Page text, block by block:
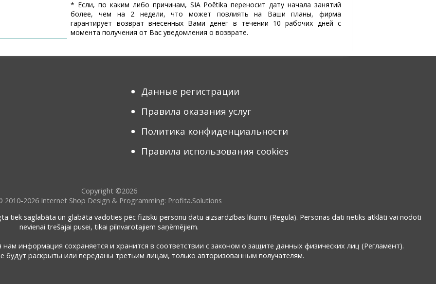
* Если, по каким либо причинам, SIA Poētika переносит дату начала занятий
более, чем на 2 недели, что может повлиять на Ваши планы, фирма
гарантирует возврат внесенных Вами денег в течении 10 рабочих дней с
момента получения от Вас уведомления о возврате.
Данные регистрации
Правила оказания услуг
Политика конфиденциальности
Правила использования cookies
Copyright ©2026
2010-2026 Internet Shop Design & Programming: Profita.Solutions
tiek saglabāta un glabāta vadoties pēc fizisku personu datu aizsardzības likumu (Regula). Personas dati netiks atklāti vai nodoti
nevienai trešajai pusei, tikai pilnvarotajiem saņēmējiem.
информация сохраняется и хранится в соответствии с законом о защите данных физических лиц (Регламент).
будут раскрыты или переданы третьим лицам, только авторизованным получателям.